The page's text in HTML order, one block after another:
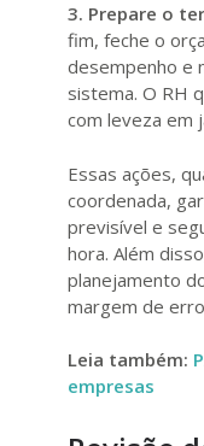
3. Prepare o
fim, feche o
desempenho e
sistema. O RH
com leveza em
Essas ações,
coordenada,
previsível e
hora. Além
planejamento
margem de
Leia também:
empresas